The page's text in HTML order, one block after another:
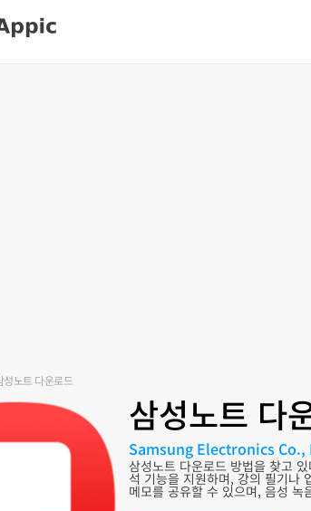
성노트 다운로드
삼성노트 다
Samsung Electronics Co.,
삼성노트 다운로드 방법을 찾고
석 기능을 지원하며, 강의 필기나
메모를 공유할 수 있으며, 음성 녹